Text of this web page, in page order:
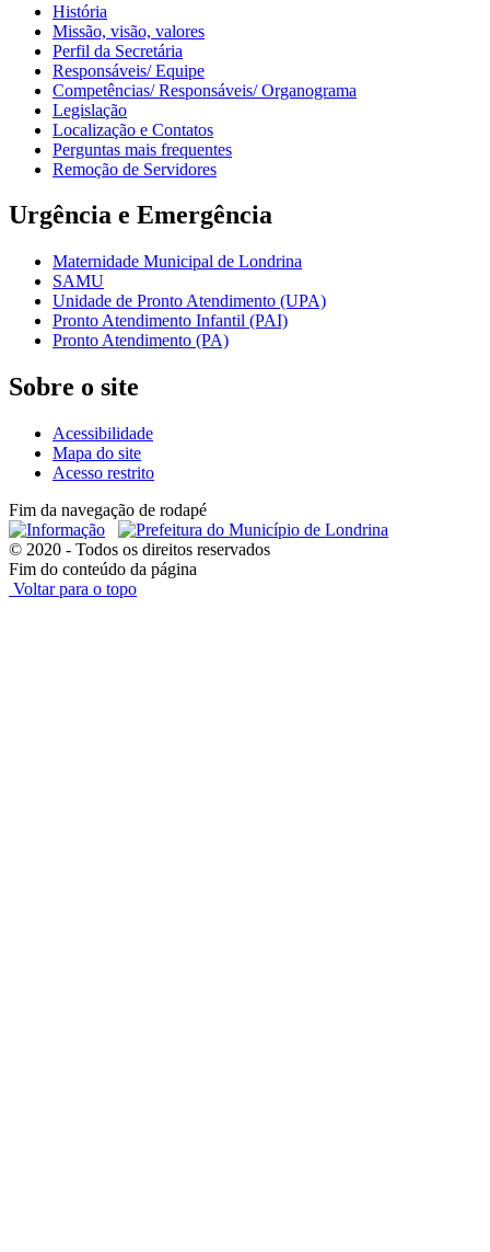
História
Missão, visão, valores
Perfil da Secretária
Responsáveis/ Equipe
Competências/ Responsáveis/ Organograma
Legislação
Localização e Contatos
Perguntas mais frequentes
Remoção de Servidores
Urgência e Emergência
Maternidade Municipal de Londrina
SAMU
Unidade de Pronto Atendimento (UPA)
Pronto Atendimento Infantil (PAI)
Pronto Atendimento (PA)
Sobre o site
Acessibilidade
Mapa do site
Acesso restrito
Fim da navegação de rodapé
© 2020 - Todos os direitos reservados
Fim do conteúdo da página
Voltar para o topo